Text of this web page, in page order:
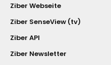
Ziber Webseite
Ziber SenseView (tv)
Ziber API
Ziber Newsletter